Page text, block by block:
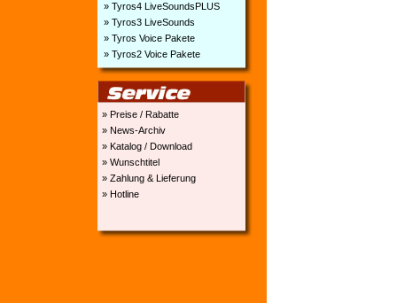
» Tyros4 LiveSoundsPLUS
» Tyros3 LiveSounds
» Tyros Voice Pakete
» Tyros2 Voice Pakete
» Preise / Rabatte
» News-Archiv
» Katalog / Download
» Wunschtitel
» Zahlung & Lieferung
» Hotline